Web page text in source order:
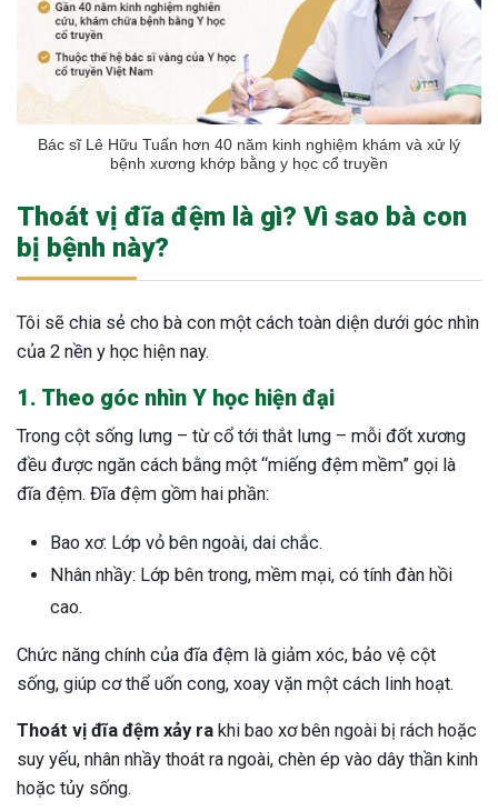
Thông Tin Cần Biết
sau sinh là tình trạng viêm da
phổ biến, khiến đôi bàn tay,
Bác sĩ Lê Hữu Tuấn hơn 40 năm kinh nghiệm khám và xử lý
bệnh xương khớp bằng y học cổ truyền
Thoát vị đĩa đệm là gì? Vì sao bà con
bị bệnh này?
Tôi sẽ chia sẻ cho bà con một cách toàn diện dưới góc nhìn
của 2 nền y học hiện nay.
1. Theo góc nhìn Y học hiện đại
Trong cột sống lưng – từ cổ tới thắt lưng – mỗi đốt xương
đều được ngăn cách bằng một “miếng đệm mềm” gọi là
đĩa đệm. Đĩa đệm gồm hai phần:
Bao xơ: Lớp vỏ bên ngoài, dai chắc.
Nhân nhầy: Lớp bên trong, mềm mại, có tính đàn hồi
cao.
Chức năng chính của đĩa đệm là giảm xóc, bảo vệ cột
sống, giúp cơ thể uốn cong, xoay vặn một cách linh hoạt.
Thoát vị đĩa đệm xảy ra khi bao xơ bên ngoài bị rách hoặc
suy yếu, nhân nhầy thoát ra ngoài, chèn ép vào dây thần kinh
hoặc tủy sống.